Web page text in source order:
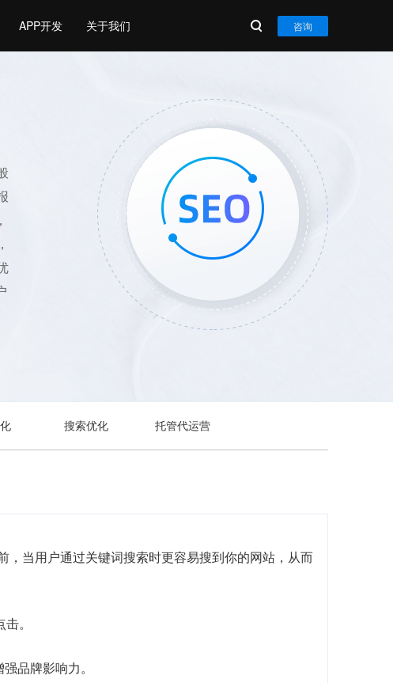
APP开发 关于我们 咨询
搜索优化 托管代运营
当用户通过关键词搜索时更容易搜到你的网站，从而
。
品牌影响力。